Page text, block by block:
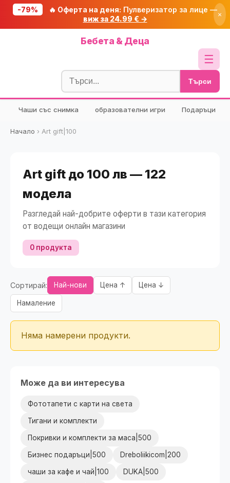
-79% 🔥 Оферта на деня: Пулверизатор за лице —
виж за 24.99 € →
×
Бебета & Деца
☰
Блог
🧮 Калкулатори
🔍 Намери продукт
Търси
Чаши със снимка образователни игри Подаръци
Начало › Art gift|100
Art gift до 100 лв — 122
модела
Разгледай най-добрите оферти в тази категория
от водещи онлайн магазини
0 продукта
Сортирай: Най-нови Цена ↑ Цена ↓
Намаление
Няма намерени продукти.
Може да ви интересува
Фототапети с карти на света
Тигани и комплекти
Покривки и комплекти за маса|500
Бизнес подаръци|500 Dreboliikicom|200
чаши за кафе и чай|100 DUKA|500